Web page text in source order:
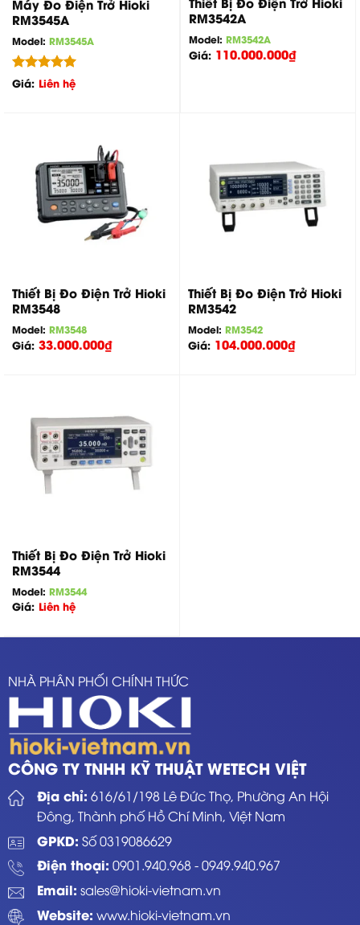
Máy Đo Điện Trở Hioki
RM3545A
Model: RM3545A
Được xếp
Giá: Liên hệ
RM3542A
Model: RM3542A
Giá: 110.000.000₫
Thiết Bị Đo Điện Trở Hioki
RM3548
Model: RM3548
Giá: 33.000.000₫
Thiết Bị Đo Điện Trở Hioki
RM3542
Model: RM3542
Giá: 104.000.000₫
Thiết Bị Đo Điện Trở Hioki
RM3544
Model: RM3544
Giá: Liên hệ
NHÀ PHÂN PHỐI CHÍNH THỨC
CÔNG TY TNHH KỸ THUẬT WETECH VIỆT
Địa chỉ: 616/61/198 Lê Đức Thọ, Phường An Hội
Đông, Thành phố Hồ Chí Minh, Việt Nam
GPKD: Số 0319086629
Điện thoại: 0901.940.968-0949.940.967
Email: sales@hioki-vietnam.vn
Website: www.hioki-vietnam.vn